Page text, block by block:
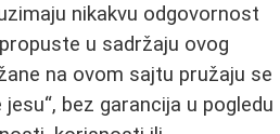
nikakvu odgovornost
u sadržaju ovog
na ovom sajtu pružaju se
bez garancija u pogledu